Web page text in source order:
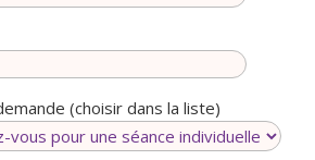
(choisir dans la liste)